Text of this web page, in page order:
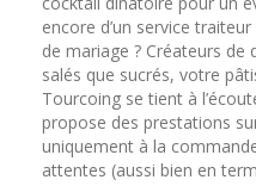
encore d’un service
de mariage ? Créateurs de
salés que sucrés, votre
Tourcoing se tient à
propose des prestations
uniquement à la
attentes (aussi bien en